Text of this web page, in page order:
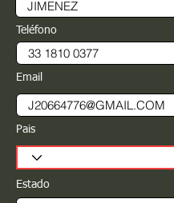
Teléfono
Email
Pais
Estado